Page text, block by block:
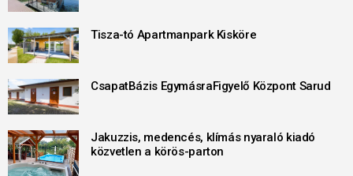
Tisza-tó Apartmanpark Kisköre
CsapatBázis EgymásraFigyelő Központ Sarud
Jakuzzis, medencés, klímás nyaraló kiadó
közvetlen a körös-parton